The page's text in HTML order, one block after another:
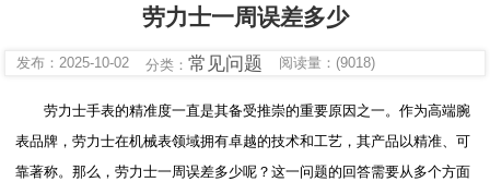
上海市徐汇区虹桥路3号港汇中心2座37层3705室劳力士售
劳力士一周误差多少
发布：2025-10-02 分类：常见问题 阅读量：(9018)
劳力士手表的精准度一直是其备受推崇的重要原因之一。作为高端腕
表品牌，劳力士在机械表领域拥有卓越的技术和工艺，其产品以精准、可
靠著称。那么，劳力士一周误差多少呢？这一问题的回答需要从多个方面